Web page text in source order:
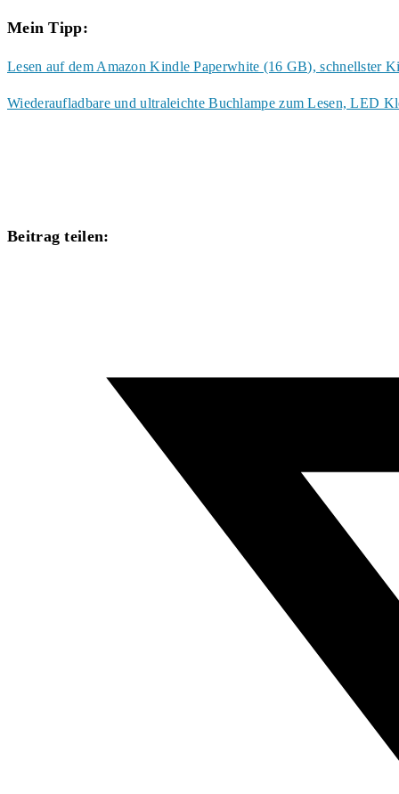
Mein Tipp:
Lesen auf dem Amazon Kindle Paperwhite (16 GB), schnellster
Wiederaufladbare und ultraleichte Buchlampe zum Lesen, LED
Beitrag teilen: